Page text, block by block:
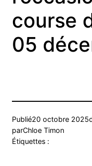
course
05
Publié20 octobre 2025
parChloe Timon
Étiquettes :